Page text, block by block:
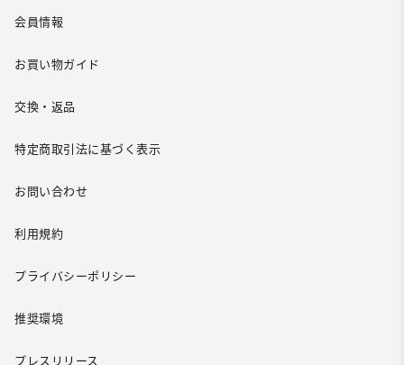
会員情報
お買い物ガイド
交換・返品
特定商取引法に基づく表示
お問い合わせ
利用規約
プライバシーポリシー
推奨環境
プレスリリース